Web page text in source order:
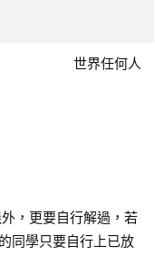
世界任何人
，更要自行解過，若
同學只要自行上已放